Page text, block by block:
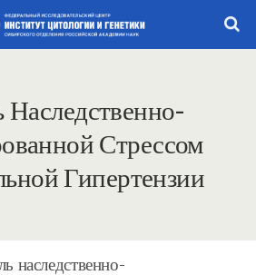
Стрессом
Гипертензии
наследственно-